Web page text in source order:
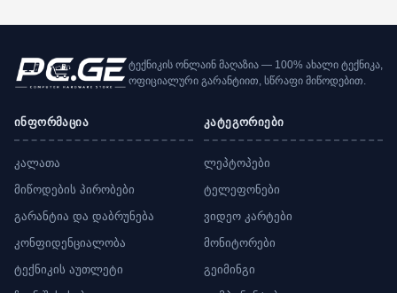
ტექნიკის ონლაინ მაღაზია — 100% ახალი ტექნიკა,
ოფიციალური გარანტიით, სწრაფი მიწოდებით.
ინფორმაცია
კალათა
მიწოდების პირობები
გარანტია და დაბრუნება
კონფიდენციალობა
ტექნიკის აუთლეტი
კატეგორიები
ლეპტოპები
ტელეფონები
ვიდეო კარტები
მონიტორები
გეიმინგი